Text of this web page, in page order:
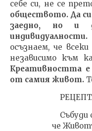
себе си, не се
обществото. Да си
заедно, но и
индивидуалности.
осъзнаем, че
независимо към
Креативността е
от самия живот.
Събуди
че